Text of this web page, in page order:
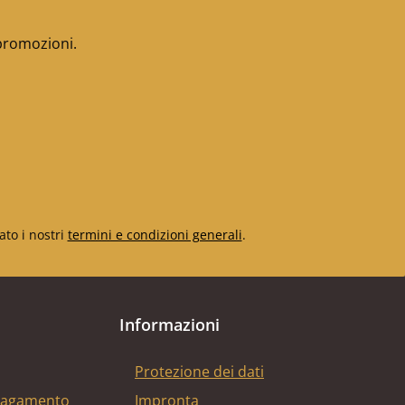
i nostri termini e condizioni generali.
Informazioni
Protezione dei dati
Impronta